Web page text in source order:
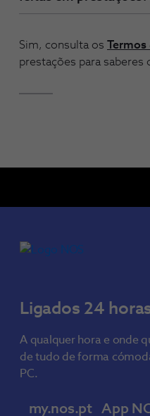
Sim, consulta os Termos
prestações para saberes
Ligados 24
A qualquer hora e onde
de tudo de forma
PC.
my.nos.pt App